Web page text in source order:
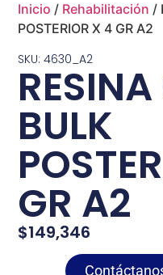
Inicio / Rehabilitación /
POSTERIOR X 4 GR A2
SKU: 4630_A2
BULK
GR A2
$149,346